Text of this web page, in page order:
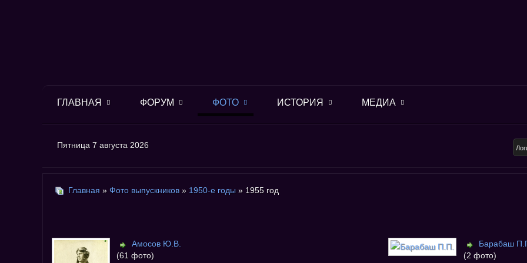
ГЛАВНАЯ ФОРУМ ФОТО ИСТОРИЯ МЕДИА
Пятница 7 августа 2026
Главная » Фото выпускников » 1950-е годы » 1955 год
Амосов Ю.В.
(61 фото)
Барабаш
(2 фото)